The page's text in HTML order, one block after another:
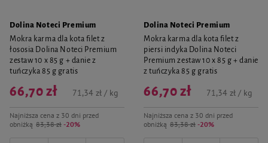
Dolina Noteci Premium
Mokra karma dla kota filet z
łososia Dolina Noteci Premium
zestaw 10 x 85 g + danie z
tuńczyka 85 g gratis
Najniższa cena z 30 dni przed
obniżką 83,38 zł -20%
66,70 zł 71,34 zł / kg
Dolina Noteci Premium
Mokra karma dla kota filet z
piersi indyka Dolina Noteci
Premium zestaw 10 x 85 g + danie
z tuńczyka 85 g gratis
Najniższa cena z 30 dni przed
obniżką 83,38 zł -20%
66,70 zł 71,34 zł / kg